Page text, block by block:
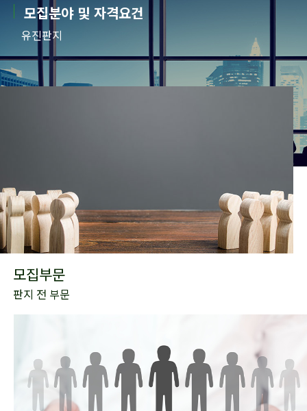
모집분야 및 자격요건
유진판지
모집부문
판지 전 부문